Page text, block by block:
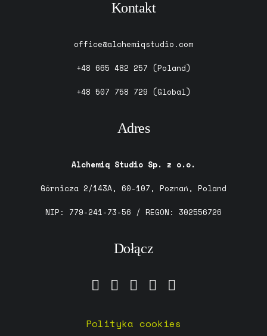
Adres
Alchemiq Studio Sp. z o.o.
Górnicza 2/143A, 60-107, Poznań, Poland
NIP: 779-241-73-56 / REGON: 302556726
Kontakt
office@alchemiqstudio.com
+48 665 482 257 (Poland)
+48 507 758 729 (Global)
Dołącz
Polityka cookies